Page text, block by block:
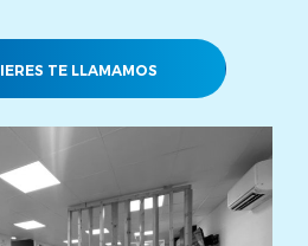
TE LLAMAMOS